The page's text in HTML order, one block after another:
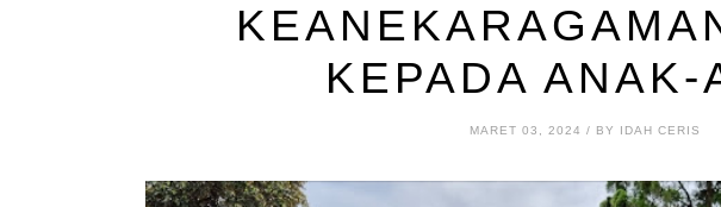
KEPADA ANAK-
MARET 03, 2024 / BY IDAH CERIS